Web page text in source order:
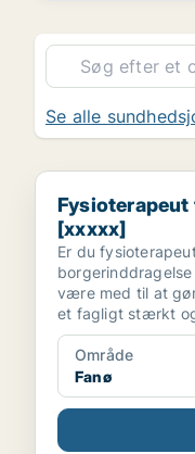
Se alle
Fysioterapeut til
Fysioterapeut
[xxxxx]
Er du
være med til at
et fagligt stærkt
Område
Fanø